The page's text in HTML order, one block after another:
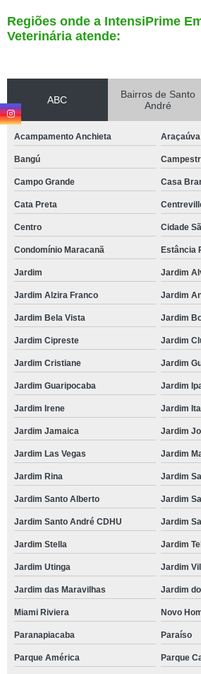
Regiões onde a IntensiPrime
Veterinária atende:
ABC
Bairros de Santo
André
Acampamento Anchieta Araçaúva
Bangú
Campo Grande Casa
Cata Preta
Centro Cidade
Condomínio Maracanã Estância
Jardim Jardim
Jardim Alzira Franco Jardim
Jardim Bela Vista Jardim
Jardim Cipreste Jardim
Jardim Cristiane Jardim
Jardim Guaripocaba Jardim
Jardim Irene Jardim
Jardim Jamaica Jardim
Jardim Las Vegas Jardim
Jardim Rina Jardim
Jardim Santo Alberto Jardim
Jardim Santo André CDHU Jardim
Jardim Stella Jardim
Jardim Utinga Jardim
Jardim das Maravilhas Jardim
Miami Riviera Novo
Paranapiacaba Paraíso
Parque América Parque